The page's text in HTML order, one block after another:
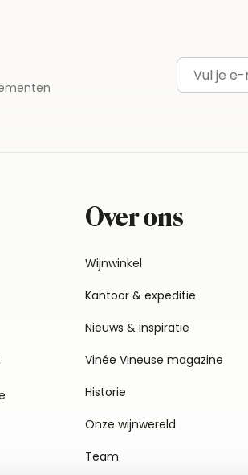
E-mailadres
Over ons
Wijnwinkel
Kantoor & expeditie
Nieuws & inspiratie
Vinée Vineuse magazine
Historie
Onze wijnwereld
Team